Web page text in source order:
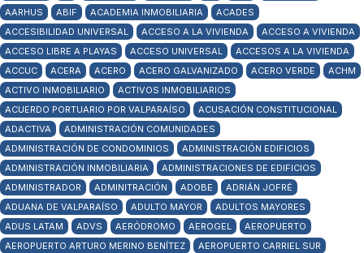
AARHUS
ABIF ACADEMIA INMOBILIARIA
ACADES
ACCESIBILIDAD UNIVERSAL
ACCESO A LA VIVIENDA
ACCESO A VIVIENDA
ACCESO LIBRE A PLAYAS
ACCESO UNIVERSAL
ACCESOS A LA VIVIENDA
ACCUC
ACERA ACERO ACERO GALVANIZADO ACERO VERDE
ACHM
ACTIVO INMOBILIARIO
ACTIVOS INMOBILIARIOS
ACUERDO PORTUARIO POR VALPARAÍSO
ACUSACIÓN CONSTITUCIONAL
ADACTIVA
ADMINISTRACIÓN COMUNIDADES
ADMINISTRACIÓN DE CONDOMINIOS
ADMINISTRACIÓN EDIFICIOS
ADMINISTRACIÓN INMOBILIARIA
ADMINISTRACIONES DE EDIFICIOS
ADMINISTRADOR
ADMINITRACIÓN ADOBE
ADRIÁN JOFRÉ
ADUANA DE VALPARAÍSO
ADULTO MAYOR
ADULTOS MAYORES
ADUS LATAM
ADVS AERÓDROMO AEROGEL
AEROPUERTO
AEROPUERTO ARTURO MERINO BENÍTEZ
AEROPUERTO CARRIEL SUR